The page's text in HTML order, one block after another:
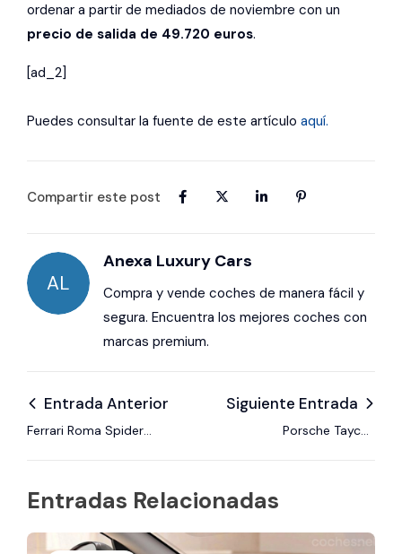
ordenar a partir de mediados de noviembre con un
precio de salida de 49.720 euros.
[ad_2]
Puedes consultar la fuente de este artículo aquí.
Compartir este post
AL
Anexa Luxury Cars
Compra y vende coches de manera fácil y
segura. Encuentra los mejores coches con
marcas premium.
Entrada Anterior
Ferrari Roma Spider
Siguiente Entrada
Porsche Taycan
Entradas Relacionadas